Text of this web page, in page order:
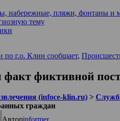
набережные, пляжи, фонтаны и
тему
г.о. Клин сообщает,
факт фиктивной
(infoce-klin.ru) >
граждан
Авторinformer